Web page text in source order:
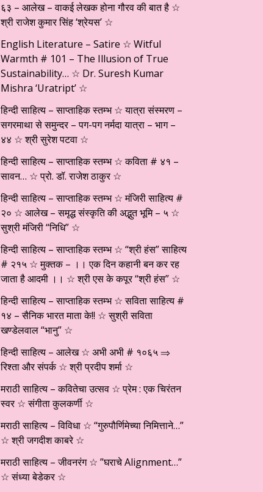
६३ – आलेख – वाकई लेखक होना गौरव की बात है ☆
श्री राजेश कुमार सिंह ‘श्रेयस’ ☆
English Literature – Satire ☆ Witful
Warmth # 101 – The Illusion of True
Sustainability… ☆ Dr. Suresh Kumar
Mishra ‘Uratript’ ☆
हिन्दी साहित्य – साप्ताहिक स्तम्भ ☆ यात्रा संस्मरण –
सगरमाथा से समुन्दर – पग-पग नर्मदा यात्रा – भाग –
४४ ☆ श्री सुरेश पटवा ☆
हिन्दी साहित्य – साप्ताहिक स्तम्भ ☆ कविता # ४१ –
सावन… ☆ प्रो. डॉ. राजेश ठाकुर ☆
हिन्दी साहित्य – साप्ताहिक स्तम्भ ☆ मंजिरी साहित्य #
२० ☆ आलेख – समृद्ध संस्कृति की अद्भुत भूमि – ५ ☆
सुश्री मंजिरी “निधि” ☆
हिन्दी साहित्य – साप्ताहिक स्तम्भ ☆ “श्री हंस” साहित्य
# २१५ ☆ मुक्तक – ।। एक दिन कहानी बन कर रह
जाता है आदमी ।। ☆ श्री एस के कपूर “श्री हंस” ☆
हिन्दी साहित्य – साप्ताहिक स्तम्भ ☆ सविता साहित्य #
१४ – सैनिक भारत माता के!! ☆ सुश्री सविता
खण्डेलवाल “भानु” ☆
हिन्दी साहित्य – आलेख ☆ अभी अभी # १०६५ ⇒
रिश्ता और संपर्क ☆ श्री प्रदीप शर्मा ☆
मराठी साहित्य – कवितेचा उत्सव ☆ प्रेम : एक चिरंतन
स्वर ☆ संगीता कुलकर्णी ☆
मराठी साहित्य – विविधा ☆ “गुरुपौर्णिमेच्या निमित्ताने…”
☆ श्री जगदीश काबरे ☆
मराठी साहित्य – जीवनरंग ☆ ”घराचे Alignment…”
☆ संध्या बेडेकर ☆